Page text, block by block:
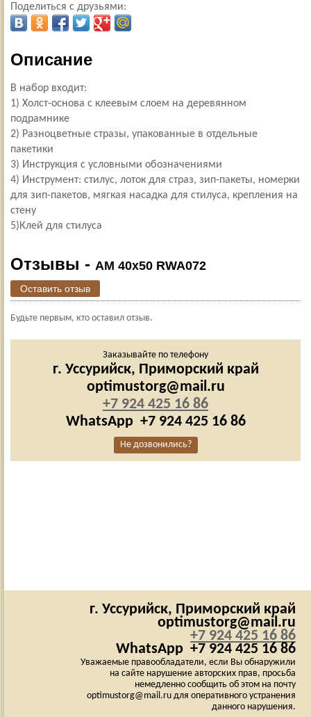
Поделиться с друзьями:
Описание
В набор входит:
1) Холст-основа с клеевым слоем на деревянном
подрамнике
2) Разноцветные стразы, упакованные в отдельные
пакетики
3) Инструкция с условными обозначениями
4) Инструмент: стилус, лоток для страз, зип-пакеты, номерки
для зип-пакетов, мягкая насадка для стилуса, крепления на
стену
5)Клей для стилуса
Отзывы - AM 40x50 RWA072
Оставить отзыв
Будьте первым, кто оставил отзыв.
Заказывайте по телефону
г. Уссурийск, Приморский край
optimustorg@mail.ru
+7 924 425 16 86
WhatsApp +7 924 425 16 86
Не дозвонились?
г. Уссурийск, Приморский край
optimustorg@mail.ru
+7 924 425 16 86
WhatsApp +7 924 425 16 86
Уважаемые правообладатели, если Вы обнаружили
на сайте нарушение авторских прав, просьба
немедленно сообщить об этом на почту
optimustorg@mail.ru для оперативного устранения
данного нарушения.